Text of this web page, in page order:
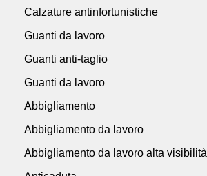
Calzature antinfortunistiche
Guanti da lavoro
Guanti anti-taglio
Guanti da lavoro
Abbigliamento
Abbigliamento da lavoro
Abbigliamento da lavoro alta visibilità